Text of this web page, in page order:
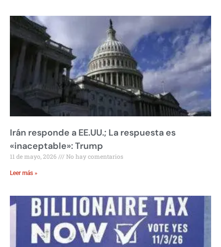
Irán responde a EE.UU.; La respuesta es
«inaceptable»: Trump
11 de mayo, 2026 No hay comentarios
Leer más »